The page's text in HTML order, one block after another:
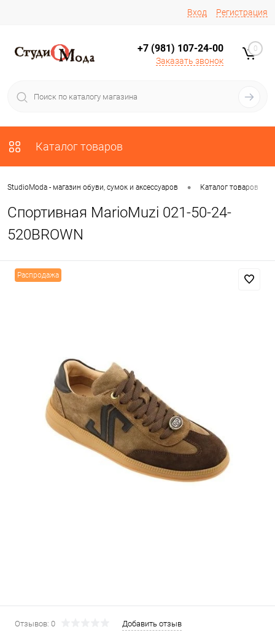
Вход Регистрация
+7 (981) 107-24-00
Заказать звонок
0
Каталог товаров
StudioModa - магазин обуви, сумок и аксессуаров • Каталог товаров
Спортивная MarioMuzi 021-50-24-
520BROWN
Распродажа
Отзывов: 0
Добавить отзыв